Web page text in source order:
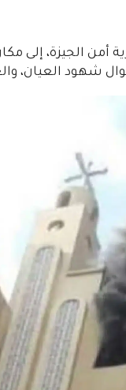
أمن الجيزة، إلى
شهود العيان،